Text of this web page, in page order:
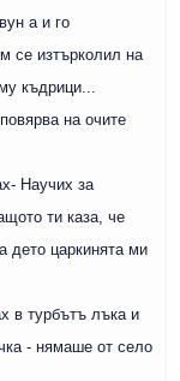
а и го
се изтърколил на
къдрици...
на очите
Научих за
ти каза, че
дето царкинята ми
в турбътъ лъка и
- нямаше от село